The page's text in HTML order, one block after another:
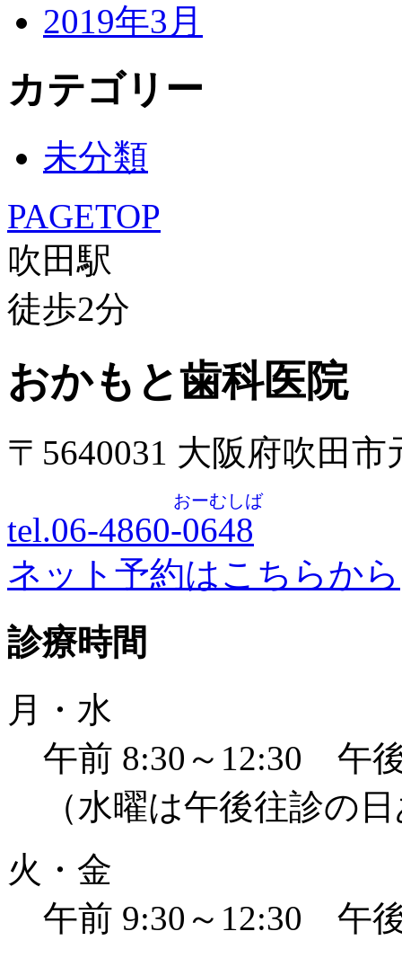
2019年3月
カテゴリー
未分類
PAGETOP
吹田駅
徒歩2分
おかもと歯科医院
〒5640031 大阪府吹田
tel.06-4860-0648
おーむしば
ネット予約はこちらから
診療時間
月・水
午前 8:30～12:30 午
（水曜は午後往診の
火・金
午前 9:30～12:30 午